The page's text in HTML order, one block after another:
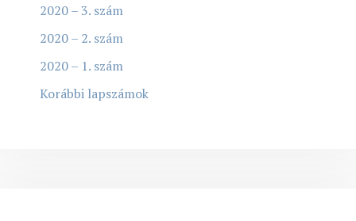
2020 – 3. szám
2020 – 2. szám
2020 – 1. szám
Korábbi lapszámok